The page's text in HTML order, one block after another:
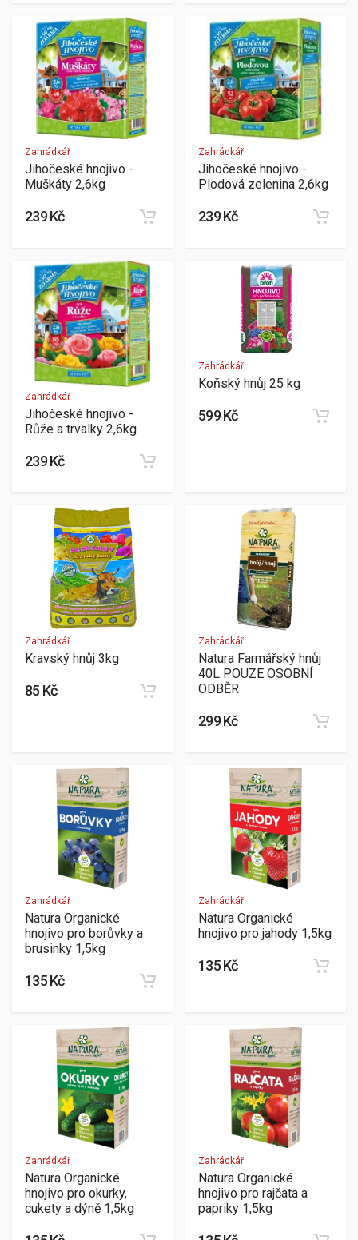
Zahrádkář
Jihočeské hnojivo -
Muškáty 2,6kg
239 Kč
Zahrádkář
Jihočeské hnojivo -
Plodová zelenina 2,6kg
239 Kč
Zahrádkář
Jihočeské hnojivo -
Růže a trvalky 2,6kg
239 Kč
Zahrádkář
Koňský hnůj 25 kg
599 Kč
Zahrádkář
Kravský hnůj 3kg
85 Kč
Zahrádkář
Natura Farmářský hnůj
40L POUZE OSOBNÍ
ODBĚR
299 Kč
Zahrádkář
Natura Organické
hnojivo pro borůvky a
brusinky 1,5kg
135 Kč
Zahrádkář
Natura Organické
hnojivo pro jahody 1,5kg
135 Kč
Zahrádkář
Natura Organické
hnojivo pro okurky,
cukety a dýně 1,5kg
Zahrádkář
Natura Organické
hnojivo pro rajčata a
papriky 1,5kg